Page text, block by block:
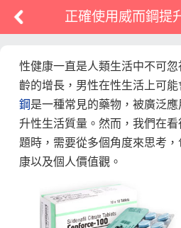
正確使用威而鋼提
性健康一直是人類生活中不可
齡的增長，男性在性生活上可能
鋼是一種常見的藥物，被廣泛
升性生活質量。然而，我們在
題時，需要從多個角度來思考
康以及個人價值觀。